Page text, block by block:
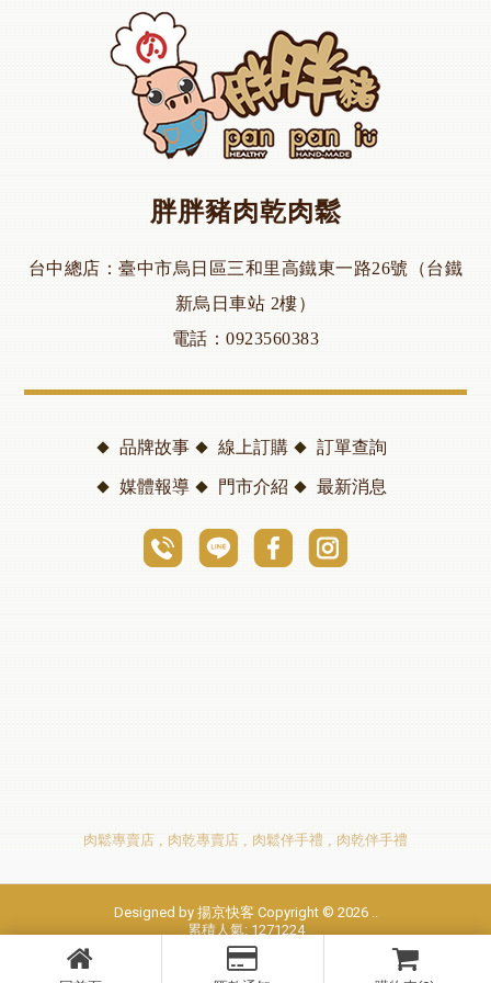
胖胖豬肉乾肉鬆
台中總店
臺中市烏日區三和里高鐵東一路26號（台鐵
新烏日車站 2樓）
電話
0923560383
品牌故事 線上訂購 訂單查詢
媒體報導 門市介紹 最新消息
肉鬆專賣店 肉乾專賣店 肉鬆伴手禮 肉乾伴手禮
Designed by 揚京快客 Copyright © 2026 ..
累積人氣: 1271224